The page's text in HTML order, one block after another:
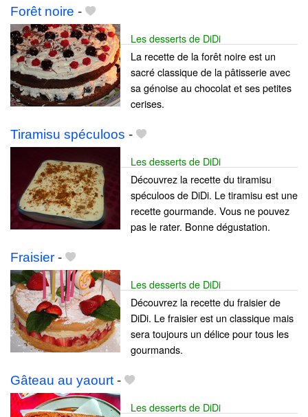
Forêt noire -
Les desserts de DiDi
La recette de la forêt noire est un
sacré classique de la pâtisserie avec
sa génoise au chocolat et ses petites
cerises.
Tiramisu spéculoos -
Les desserts de DiDi
Découvrez la recette du tiramisu
spéculoos de DiDi. Le tiramisu est une
recette gourmande. Vous ne pouvez
pas le rater. Bonne dégustation.
Fraisier -
Les desserts de DiDi
Découvrez la recette du fraisier de
DiDi. Le fraisier est un classique mais
sera toujours un délice pour tous les
gourmands.
Gâteau au yaourt-
Les desserts de DiDi